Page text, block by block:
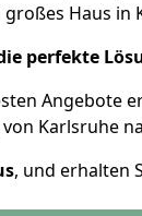
Haus
perfekte
Angebote
Karlsruhe
, und erhalten